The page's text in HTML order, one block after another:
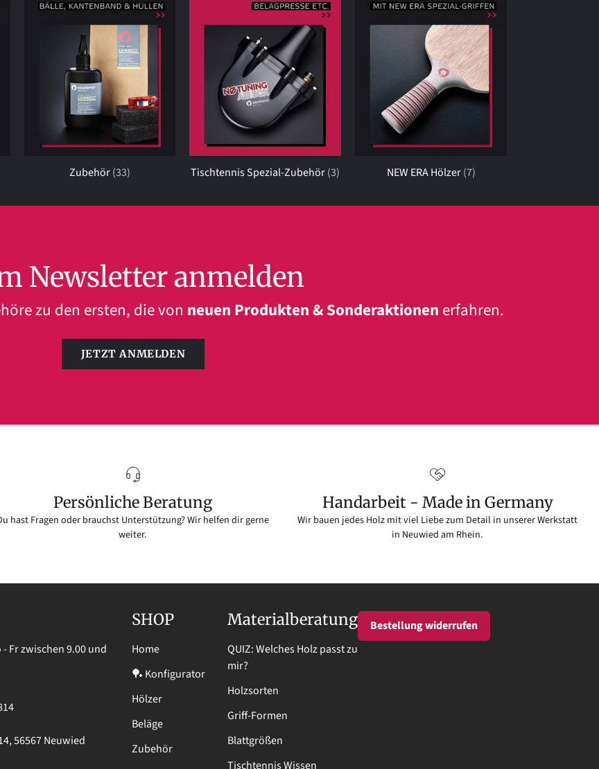
Zubehör(33) Tischtennis Spezial-Zubehör(3) NEW ERA Hölzer(7)
Newsletter anmelden
zu den ersten, die von neuen Produkten & Sonderaktionen erfahren.
JETZT ANMELDEN
Persönliche Beratung
hast Fragen oder brauchst Unterstützung? Wir helfen dir gerne
weiter.
Handarbeit - Made in Germany
Wir bauen jedes Holz mit viel Liebe zum Detail in unserer Werkstatt
in Neuwied am Rhein.
Fr zwischen 9.00 und
56567 Neuwied
SHOP
Home
🏓 Konfigurator
Hölzer
Beläge
Zubehör
Materialberatung
QUIZ: Welches Holz passt zu
mir?
Holzsorten
Griff-Formen
Blattgrößen
Tischtennis Wissen
Bestellung widerrufen